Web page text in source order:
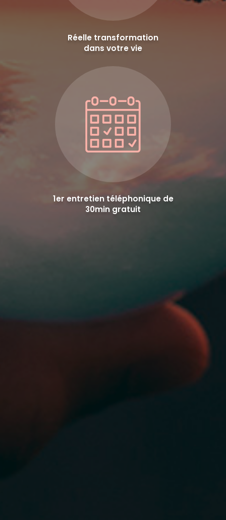
Réelle transformation
dans votre vie
1er entretien téléphonique de
30min gratuit